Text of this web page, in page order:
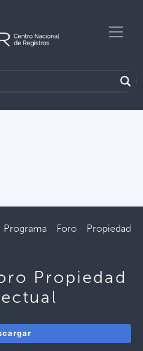
Programa Foro Propiedad
Propiedad